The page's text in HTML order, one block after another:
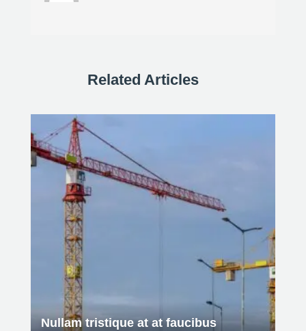
Related Articles
Nullam tristique at at faucibus